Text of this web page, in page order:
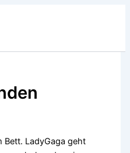
Bett. LadyGaga geht